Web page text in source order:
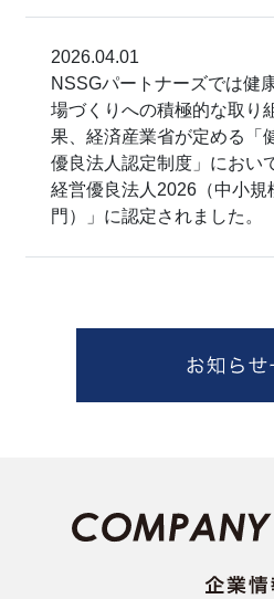
2026.04.01
NSSGパートナーズでは健
場づくりへの積極的な取り
果、経済産業省が定める「
優良法人認定制度」におい
経営優良法人2026（中小規
門）」に認定されました。